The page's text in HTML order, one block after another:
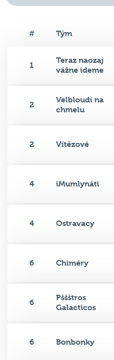
# Tým
1
Teraz naozaj
vážne ideme
2
Velbloudi na
chmelu
2 Vítězové
4 iMumlynáti
4 Ostravacy
6 Chiméry
6
Pššštros
Galacticos
6 Bonbonky